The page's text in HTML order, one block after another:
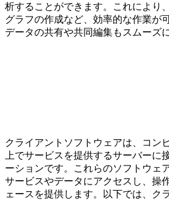
析することができます。これにより
グラフの作成など、効率的な作業が
データの共有や共同編集もスムーズ
クライアントソフトウェアは、コン
上でサービスを提供するサーバーに
ーションです。これらのソフトウェ
サービスやデータにアクセスし、操
ェースを提供します。以下では、ク